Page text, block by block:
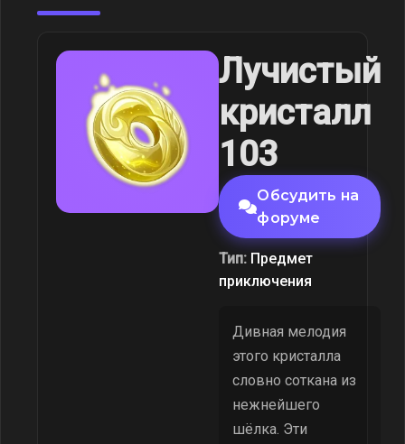
Лучистый
кристалл
103
Обсудить на
форуме
Тип: Предмет
приключения
Дивная мелодия
этого кристалла
словно соткана из
нежнейшего
шёлка. Эти